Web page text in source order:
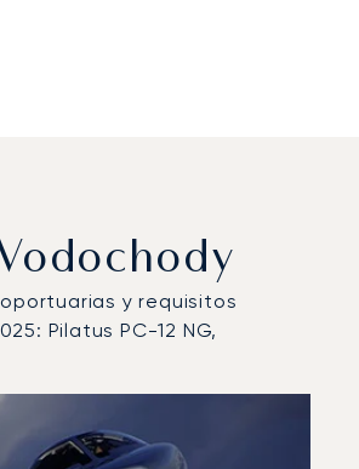
y requisitos
Pilatus PC-12 NG,